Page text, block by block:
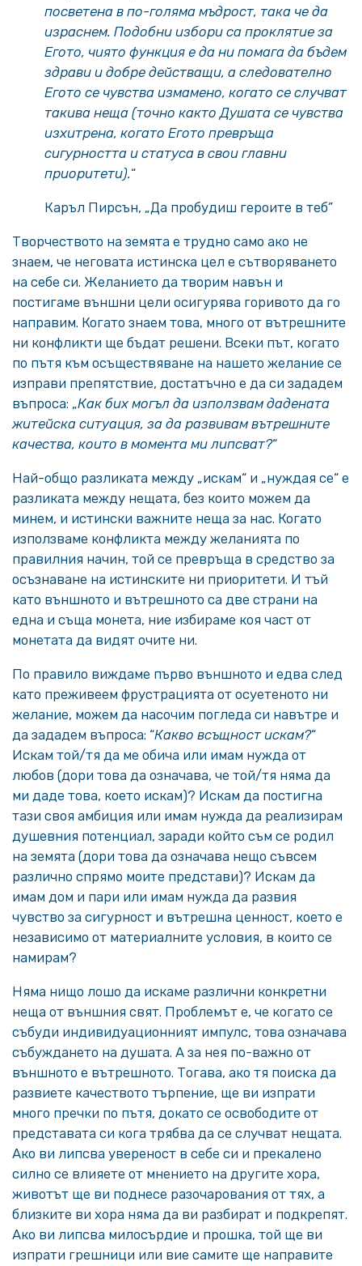
посветена в по-голяма мъдрост, така че да
израснем. Подобни избори са проклятие за
Егото, чиято функция е да ни помага да бъдем
здрави и добре действащи, а следователно
Егото се чувства измамено, когато се случват
такива неща (точно както Душата се чувства
изхитрена, когато Егото превръща
сигурността и статуса в свои главни
приоритети).“
Каръл Пирсън, „Да пробудиш героите в теб”
Творчеството на земята е трудно само ако не
знаем, че неговата истинска цел е сътворяването
на себе си. Желанието да творим навън и
постигаме външни цели осигурява горивото да го
направим. Когато знаем това, много от вътрешните
ни конфликти ще бъдат решени. Всеки път, когато
по пътя към осъществяване на нашето желание се
изправи препятствие, достатъчно е да си зададем
въпроса: „Как бих могъл да използвам дадената
житейска ситуация, за да развивам вътрешните
качества, които в момента ми липсват?“
Най-общо разликата между „искам“ и „нуждая се“ е
разликата между нещата, без които можем да
минем, и истински важните неща за нас. Когато
използваме конфликта между желанията по
правилния начин, той се превръща в средство за
осъзнаване на истинските ни приоритети. И тъй
като външното и вътрешното са две страни на
една и съща монета, ние избираме коя част от
монетата да видят очите ни.
По правило виждаме първо външното и едва след
като преживеем фрустрацията от осуетеното ни
желание, можем да насочим погледа си навътре и
да зададем въпроса: “Какво всъщност искам?“
Искам той/тя да ме обича или имам нужда от
любов (дори това да означава, че той/тя няма да
ми даде това, което искам)? Искам да постигна
тази своя амбиция или имам нужда да реализирам
душевния потенциал, заради който съм се родил
на земята (дори това да означава нещо съвсем
различно спрямо моите представи)? Искам да
имам дом и пари или имам нужда да развия
чувство за сигурност и вътрешна ценност, което е
независимо от материалните условия, в които се
намирам?
Няма нищо лошо да искаме различни конкретни
неща от външния свят. Проблемът е, че когато се
събуди индивидуационният импулс, това означава
събуждането на душата. А за нея по-важно от
външното е вътрешното. Тогава, ако тя поиска да
развиете качеството търпение, ще ви изпрати
много пречки по пътя, докато се освободите от
представата си кога трябва да се случват нещата.
Ако ви липсва увереност в себе си и прекалено
силно се влияете от мнението на другите хора,
животът ще ви поднесе разочарования от тях, а
близките ви хора няма да ви разбират и подкрепят.
Ако ви липсва милосърдие и прошка, той ще ви
изпрати грешници или вие самите ще направите